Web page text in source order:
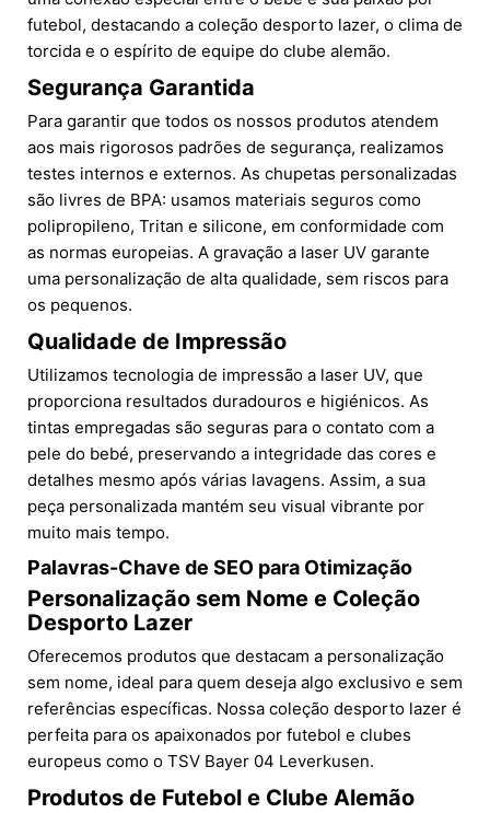
futebol, destacando a coleção desporto lazer, o clima de
torcida e o espírito de equipe do clube alemão.
Segurança Garantida
Para garantir que todos os nossos produtos atendem
aos mais rigorosos padrões de segurança, realizamos
testes internos e externos. As chupetas personalizadas
são livres de BPA: usamos materiais seguros como
polipropileno, Tritan e silicone, em conformidade com
as normas europeias. A gravação a laser UV garante
uma personalização de alta qualidade, sem riscos para
os pequenos.
Qualidade de Impressão
Utilizamos tecnologia de impressão a laser UV, que
proporciona resultados duradouros e higiénicos. As
tintas empregadas são seguras para o contato com a
pele do bebé, preservando a integridade das cores e
detalhes mesmo após várias lavagens. Assim, a sua
peça personalizada mantém seu visual vibrante por
muito mais tempo.
Palavras-Chave de SEO para Otimização
Personalização sem Nome e Coleção
Desporto Lazer
Oferecemos produtos que destacam a personalização
sem nome, ideal para quem deseja algo exclusivo e sem
referências específicas. Nossa coleção desporto lazer é
perfeita para os apaixonados por futebol e clubes
europeus como o TSV Bayer 04 Leverkusen.
Produtos de Futebol e Clube Alemão